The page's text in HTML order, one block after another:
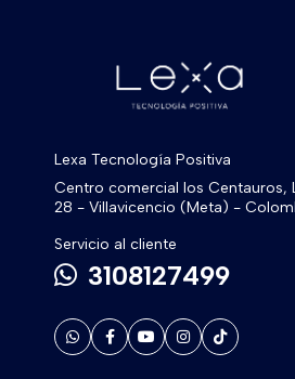
Lexa Tecnología Positiva
Centro comercial los Centauros,
28 - Villavicencio (Meta) -
Servicio al cliente
3108127499